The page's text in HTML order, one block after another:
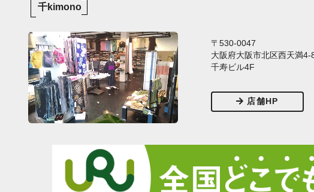
千kimono
〒530-0047
大阪府大阪市北区西天満4-
千寿ビル4F
店舗HP